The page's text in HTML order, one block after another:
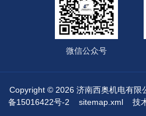
微信公众号
Copyright © 2026 济南西奥机电有限
备15016422号-2
sitemap.xml技术